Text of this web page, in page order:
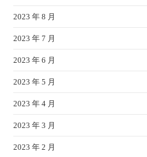
2023 年 8 月
2023 年 7 月
2023 年 6 月
2023 年 5 月
2023 年 4 月
2023 年 3 月
2023 年 2 月